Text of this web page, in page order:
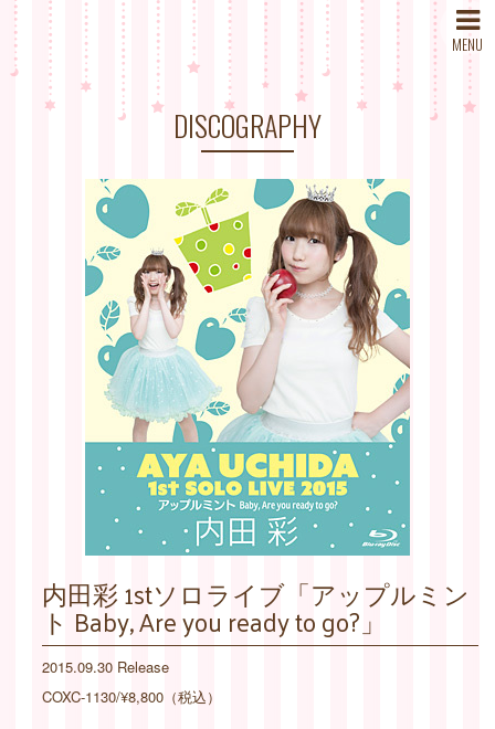
MENU
DISCOGRAPHY
内田彩 1stソロライブ「アップルミン
ト Baby, Are you ready to go?」
2015.09.30 Release
COXC-1130/¥8,800（税込）